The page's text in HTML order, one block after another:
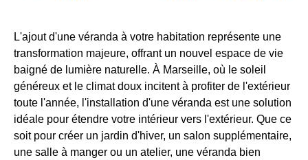
L'ajout d'une véranda à votre habitation représente une
transformation majeure, offrant un nouvel espace de vie
baigné de lumière naturelle. À Marseille, où le soleil
généreux et le climat doux incitent à profiter de l'extérieur
toute l'année, l'installation d'une véranda est une solution
idéale pour étendre votre intérieur vers l'extérieur. Que ce
soit pour créer un jardin d'hiver, un salon supplémentaire,
une salle à manger ou un atelier, une véranda bien